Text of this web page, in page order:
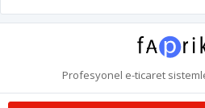
Profesyonel e-ticaret